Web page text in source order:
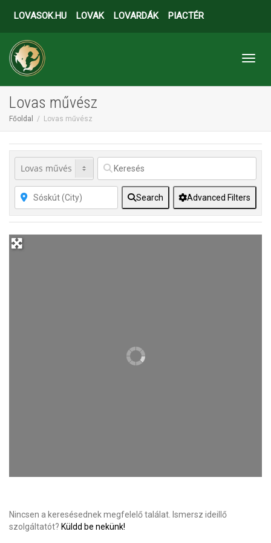
LOVASOK.HU LOVAK LOVARDÁK PIACTÉR
Lovas művész
Főoldal Lovas művész
Search Advanced Filters
Nincsen a keresésednek megfelelő találat. Ismersz ideillő
szolgáltatót? Küldd be nekünk!